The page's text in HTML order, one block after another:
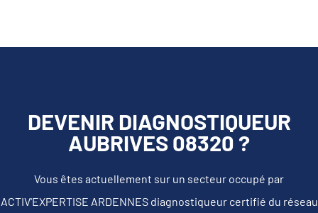
DEVENIR DIAGNOSTIQUEUR
AUBRIVES 08320 ?
Vous êtes actuellement sur un secteur occupé par
ACTIV'EXPERTISE ARDENNES diagnostiqueur certifié du réseau